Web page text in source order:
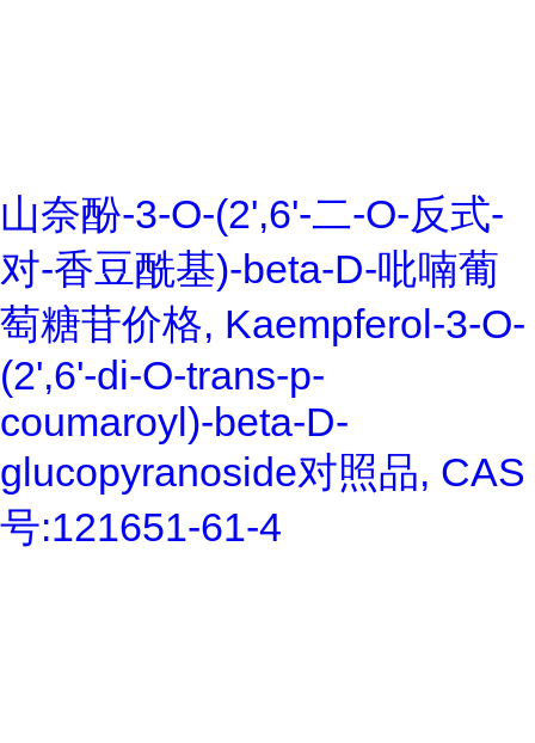
山奈酚-3-O-(2',6'-二-O-反式-
对-香豆酰基)-beta-D-吡喃葡
萄糖苷价格, Kaempferol-3-O-
(2',6'-di-O-trans-p-
coumaroyl)-beta-D-
glucopyranoside对照品, CAS
号:121651-61-4